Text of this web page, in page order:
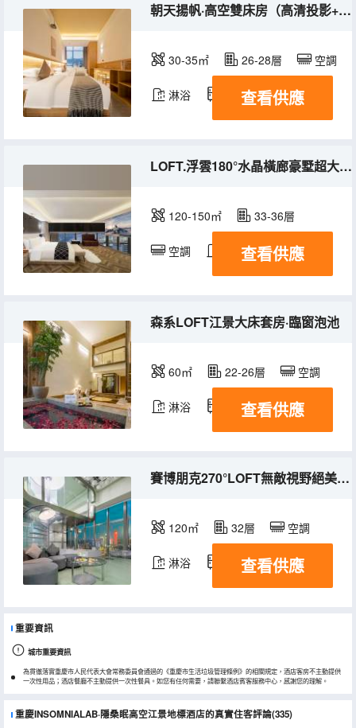
朝天揚帆·高空雙床房（高清投影+冰箱）
30-35㎡ 26-28層 空調
淋浴 冰箱查看供應
LOFT.浮雲180°水晶橫廊豪墅超大投影套房
120-150㎡ 33-36層
空調 淋浴 冰箱
查看供應
森系LOFT江景大床套房·臨窗泡池
60㎡ 22-26層 空調
淋浴 冰箱查看供應
賽博朋克270°LOFT無敵視野絕美江景大套房+超長湯池+高清投影+冰箱
120㎡ 32層 空調
淋浴 冰箱查看供應
重要資訊
城市重要資訊
為貫徹落實重慶市人民代表大會常務委員會通過的《重慶市生活垃圾管理條例》的相關規定，酒店客房不主動提供
一次性用品；酒店餐廳不主動提供一次性餐具。如您有任何需要，請聯繫酒店賓客服務中心，感謝您的理解。
重慶INSOMNIALAB·隱桑眠高空江景地標酒店的真實住客評論(335)